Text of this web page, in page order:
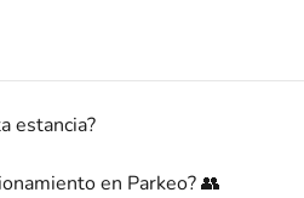
estancia?
en Parkeo? 👥